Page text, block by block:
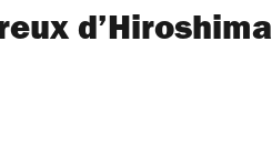
d’Hiroshima